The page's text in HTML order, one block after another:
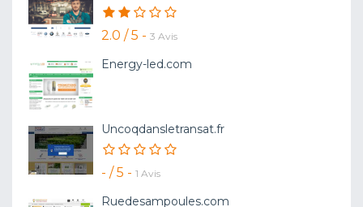
2.0 / 5 - 3 Avis
Energy-led.com
Uncoqdansletransat.fr
- / 5 - 1 Avis
Ruedesampoules.com